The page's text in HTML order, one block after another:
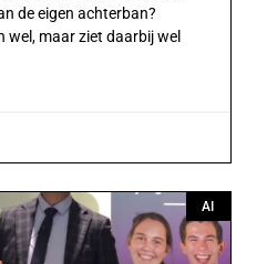
de eigen achterban?
wel, maar ziet daarbij wel
AI